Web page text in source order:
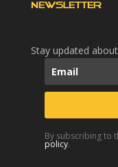
NEWSLETTER
Stay updated
By subscribing to
policy.